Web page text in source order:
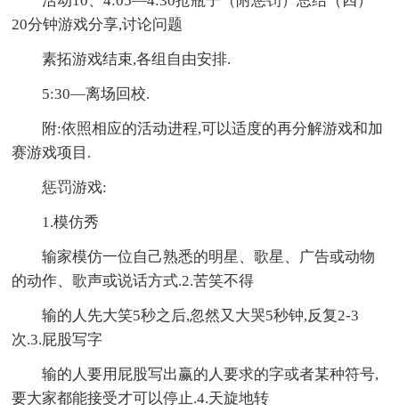
20分钟游戏分享,讨论问题
素拓游戏结束,各组自由安排.
5:30—离场回校.
附:依照相应的活动进程,可以适度的再分解游戏和加
赛游戏项目.
惩罚游戏:
1.模仿秀
输家模仿一位自己熟悉的明星、歌星、广告或动物
的动作、歌声或说话方式.2.苦笑不得
输的人先大笑5秒之后,忽然又大哭5秒钟,反复2-3
次.3.屁股写字
输的人要用屁股写出赢的人要求的字或者某种符号,
要大家都能接受才可以停止.4.天旋地转